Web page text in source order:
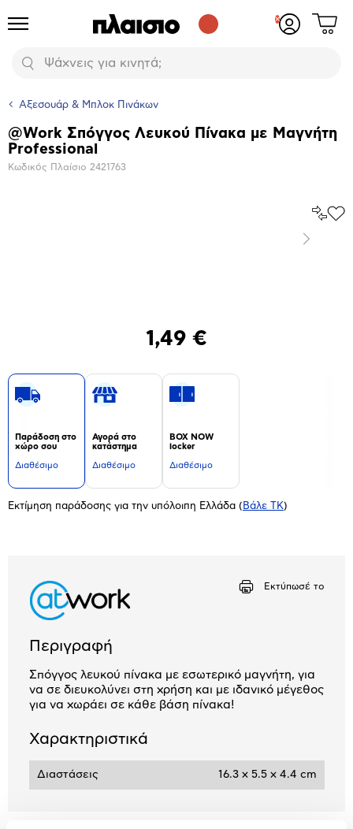
Προϊόντα
Αναζήτηση
Δες
Αξεσουάρ & Μπλοκ Πινάκων
Βασικά
χαρακτηριστικά
@Work Σπόγγος Λευκού Πίνακα με Μαγνήτη
Professional
Κωδικός Πλαίσιο 2421763
Επόμενο
1,49 €
Παράδοση στο
χώρο σου
Διαθέσιμο
Αγορά στο
κατάστημα
Διαθέσιμο
BOX NOW
locker
Διαθέσιμο
Εκτίμηση παράδοσης για την υπόλοιπη Ελλάδα ( Βάλε ΤΚ)
Εκτύπωσέ το
Περιγραφή
Σπόγγος λευκού πίνακα με εσωτερικό μαγνήτη, για
να σε διευκολύνει στη χρήση και με ιδανικό μέγεθος
για να χωράει σε κάθε βάση πίνακα!
Χαρακτηριστικά
Διαστάσεις 16.3 x 5.5 x 4.4 cm